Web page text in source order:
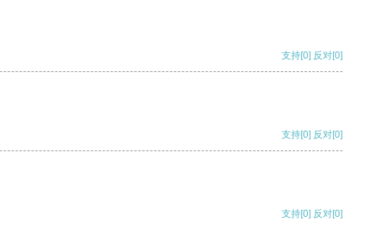
支持[0] 反对[0]
支持[0] 反对[0]
支持[0] 反对[0]